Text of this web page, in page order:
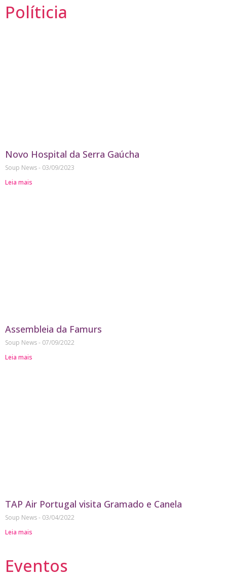
Políticia
Novo Hospital da Serra Gaúcha
Soup News
03/09/2023
Leia mais
Assembleia da Famurs
Soup News
07/09/2022
Leia mais
TAP Air Portugal visita Gramado e Canela
Soup News
03/04/2022
Leia mais
Eventos